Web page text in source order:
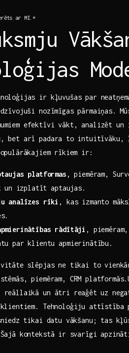
ar MI.*
ir kļuvušas par
nozīmīgas‍ pārmaiņas.
efektīvi vākt, analizēt
bet ‍arī padara‌ to⁢ intuitīvāku,
⁤rīkiem ir:
‍platformas , ⁣piemēram,
un ⁣izplatīt ‌aptaujas.
analīzes rīki , kas izmanto
rādītāji ,
​par klientu apmierinātību.
⁣slēpjas ne tikai to
piemēram, CRM
reāllaikā un ātri reaģēt⁤ uz
Tehnoloģiju attīstība
⁢tikai datu vākšanu; tas
kontekstā⁣ ir svarīgi‍